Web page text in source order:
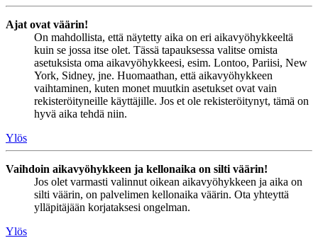
Ajat ovat väärin!
On mahdollista, että näytetty aika on eri aikavyöhykkeeltä
kuin se jossa itse olet. Tässä tapauksessa valitse omista
asetuksista oma aikavyöhykkeesi, esim. Lontoo, Pariisi, New
York, Sidney, jne. Huomaathan, että aikavyöhykkeen
vaihtaminen, kuten monet muutkin asetukset ovat vain
rekisteröityneille käyttäjille. Jos et ole rekisteröitynyt, tämä on
hyvä aika tehdä niin.
Ylös
Vaihdoin aikavyöhykkeen ja kellonaika on silti väärin!
Jos olet varmasti valinnut oikean aikavyöhykkeen ja aika on
silti väärin, on palvelimen kellonaika väärin. Ota yhteyttä
ylläpitäjään korjataksesi ongelman.
Ylös